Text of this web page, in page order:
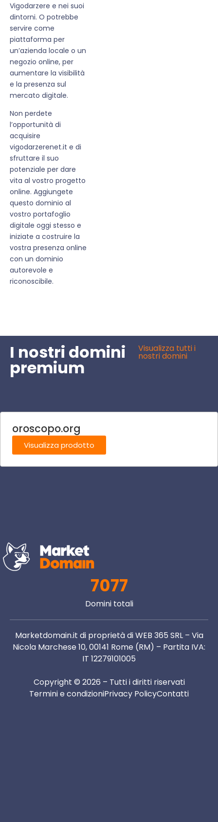
Vigodarzere e nei suoi
dintorni. O potrebbe
servire come
piattaforma per
un’azienda locale o un
negozio online, per
aumentare la visibilità
e la presenza sul
mercato digitale.
Non perdete
l’opportunità di
acquisire
vigodarzerenet.it e di
sfruttare il suo
potenziale per dare
vita al vostro progetto
online. Aggiungete
questo dominio al
vostro portafoglio
digitale oggi stesso e
iniziate a costruire la
vostra presenza online
con un dominio
autorevole e
riconoscibile.
I nostri domini
premium
Visualizza tutti i
nostri domini
oroscopo.org
Visualizza prodotto
7077
Domini totali
Marketdomain.it di proprietà di WEB 365 SRL – Via
Nicola Marchese 10, 00141 Rome (RM) – Partita IVA:
IT 12279101005
Copyright © 2026 – Tutti i diritti riservati
Termini e condizioniPrivacy PolicyContatti